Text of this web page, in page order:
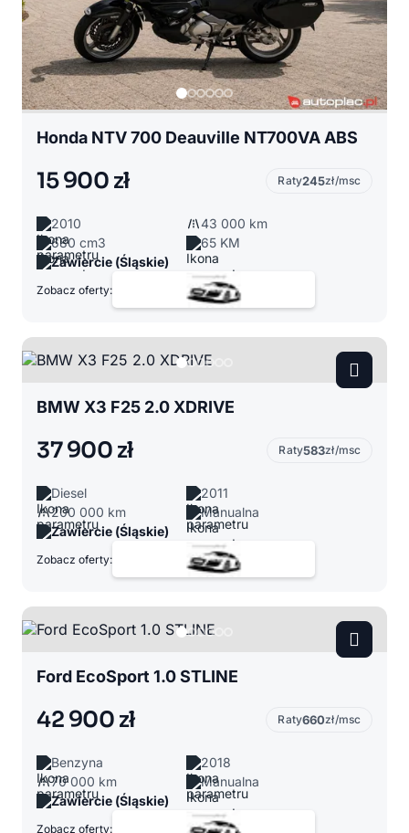
Honda NTV 700 Deauville NT700VA ABS
15 900 zł Raty245zł/msc
2010
43 000 km
680 cm3
65 KM
Zawiercie (Śląskie)
Zobacz oferty:
BMW X3 F25 2.0 XDRIVE
37 900 zł Raty583zł/msc
Diesel
2011
200 000 km
Manualna
Zawiercie (Śląskie)
Zobacz oferty:
Ford EcoSport 1.0 STLINE
42 900 zł Raty660zł/msc
Benzyna
2018
70 000 km
Manualna
Zawiercie (Śląskie)
Zobacz oferty: